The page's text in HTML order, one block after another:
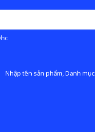
Nhập tên sản phẩm, Danh mục